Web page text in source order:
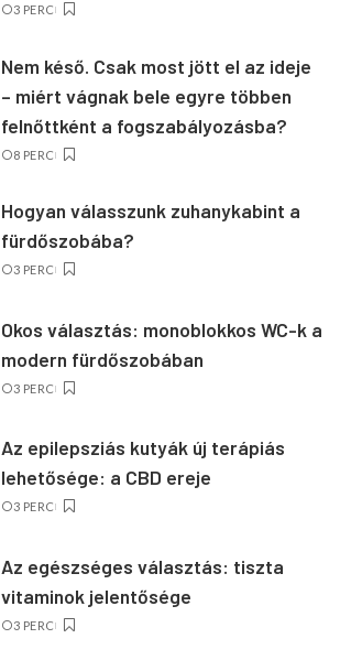
3 PERC
Nem késő. Csak most jött el az ideje
– miért vágnak bele egyre többen
felnőttként a fogszabályozásba?
8 PERC
Hogyan válasszunk zuhanykabint a
fürdőszobába?
3 PERC
Okos választás: monoblokkos WC-k a
modern fürdőszobában
3 PERC
Az epilepsziás kutyák új terápiás
lehetősége: a CBD ereje
3 PERC
Az egészséges választás: tiszta
vitaminok jelentősége
3 PERC